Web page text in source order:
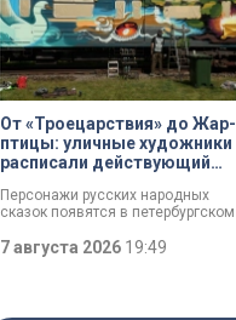
От «Троецарствия» до Жар-
птицы: уличные художники
расписали действующий
Персонажи русских народных
сказок появятся в петербургском
«Выборгское» завершился
Мастерам передали в полное
7 августа 2026 19:49